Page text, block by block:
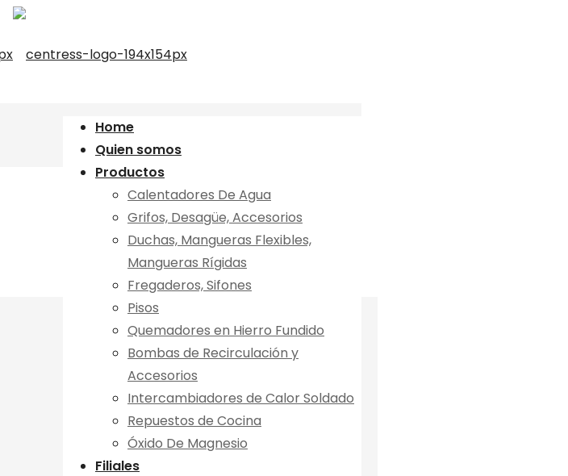
Home
Quien somos
Productos
Calentadores De Agua
Grifos, Desagüe, Accesorios
Duchas, Mangueras Flexibles,
Mangueras Rígidas
Fregaderos, Sifones
Pisos
Quemadores en Hierro Fundido
Bombas de Recirculación y
Accesorios
Intercambiadores de Calor Soldado
Repuestos de Cocina
Óxido De Magnesio
Filiales